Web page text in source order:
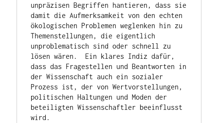
unpräzisen Begriffen hantieren, dass sie
damit die Aufmerksamkeit von den echten
ökologischen Problemen weglenken hin zu
Themenstellungen, die eigentlich
unproblematisch sind oder schnell zu
lösen wären.  Ein klares Indiz dafür,
dass das Fragestellen und Beantworten in
der Wissenschaft auch ein sozialer
Prozess ist, der von Wertvorstellungen,
politischen Haltungen und Moden der
beteiligten Wissenschaftler beeinflusst
wird.